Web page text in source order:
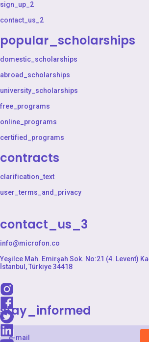
sign_up_2
contact_us_2
popular_scholarships
domestic_scholarships
abroad_scholarships
university_scholarships
free_programs
online_programs
certified_programs
contracts
clarification_text
user_terms_and_privacy
contact_us_3
info@microfon.co
Yeşilce Mah. Emirşah Sok. No:21 (4. Levent)
İstanbul, Türkiye 34418
stay_informed